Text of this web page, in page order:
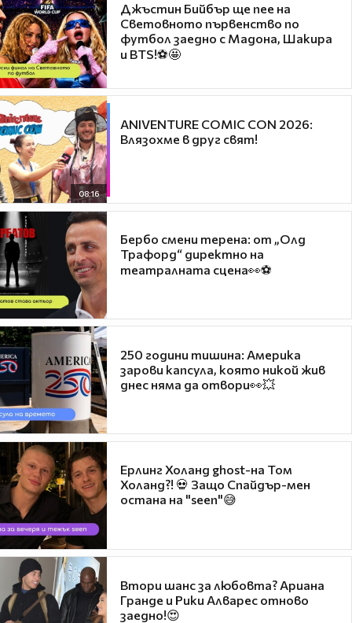
Джъстин Бийбър ще пее на
Световното първенство по
футбол заедно с Мадона, Шакира
и BTS!⚽🤩
08:16
ANIVENTURE COMIC CON 2026:
Влязохме в друг свят!
Бербо смени терена: от „Олд
Трафорд“ директно на
театралната сцена👀⚽
250 години тишина: Америка
зарови капсула, която никой жив
днес няма да отвори👀💥
Ерлинг Холанд ghost-на Том
Холанд?! 💀 Защо Спайдър-мен
остана на "seen"😅
Втори шанс за любовта? Ариана
Гранде и Рики Алварес отново
заедно!😍